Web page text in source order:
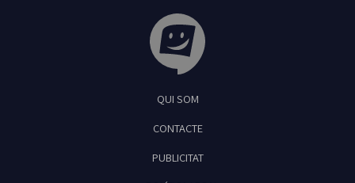
QUI SOM
CONTACTE
PUBLICITAT